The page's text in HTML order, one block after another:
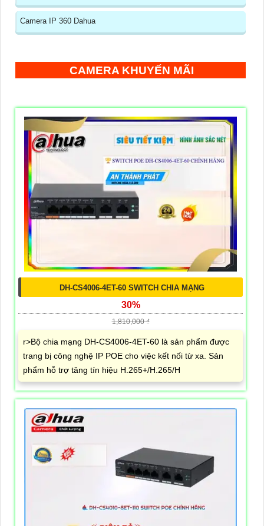
Camera IP 360 Dahua
CAMERA KHUYẾN MÃI
DH-CS4006-4ET-60 SWITCH CHIA MẠNG
30%
1,810,000 ₫
r>Bộ chia mạng DH-CS4006-4ET-60 là sản phẩm được
trang bị công nghệ IP POE cho việc kết nối từ xa. Sản
phẩm hỗ trợ tăng tín hiệu H.265+/H.265/H